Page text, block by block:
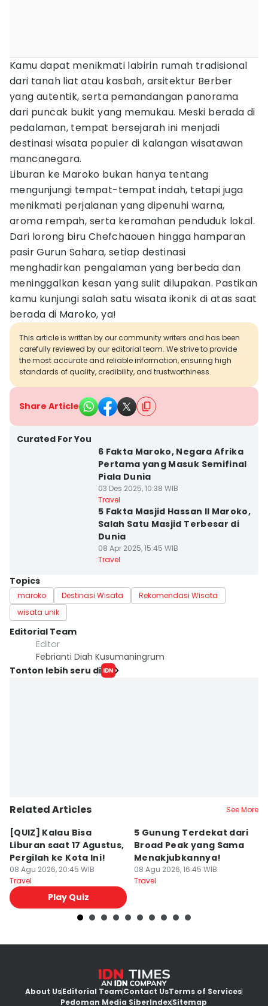
Kamu dapat menikmati labirin rumah tradisional
dari tanah liat atau kasbah, arsitektur Berber
yang autentik, serta pemandangan panorama
dari puncak bukit yang memukau. Meski berada di
pedalaman, tempat bersejarah ini menjadi
destinasi wisata populer di kalangan wisatawan
mancanegara.
Liburan ke Maroko bukan hanya tentang
mengunjungi tempat-tempat indah, tetapi juga
menikmati perjalanan yang dipenuhi warna,
aroma rempah, serta keramahan penduduk lokal.
Dari lorong biru Chefchaouen hingga hamparan
pasir Gurun Sahara, setiap destinasi
menghadirkan pengalaman yang berbeda dan
meninggalkan kesan yang sulit dilupakan. Pastikan
kamu kunjungi salah satu wisata ikonik di atas saat
berada di Maroko, ya!
This article is written by our community writers and has been
carefully reviewed by our editorial team. We strive to provide
the most accurate and reliable information, ensuring high
standards of quality, credibility, and trustworthiness.
Share Article
Curated For You
6 Fakta Maroko, Negara Afrika
Pertama yang Masuk Semifinal
Piala Dunia
03 Des 2025, 10:38 WIB
Travel
5 Fakta Masjid Hassan II Maroko,
Salah Satu Masjid Terbesar di
Dunia
08 Apr 2025, 15:45 WIB
Travel
Topics
maroko Destinasi Wisata
Rekomendasi Wisata
wisata unik
Editorial Team
Editor
Febrianti Diah Kusumaningrum
Tonton lebih seru di
Related Articles See More
[QUIZ] Kalau Bisa
Liburan saat 17 Agustus,
Pergilah ke Kota Ini!
08 Agu 2026, 20:45 WIB
Travel
Play Quiz
5 Gunung Terdekat dari
Broad Peak yang Sama
Menakjubkannya!
08 Agu 2026, 16:45 WIB
Travel
About UsEditorial TeamContact UsTerms of Services
Pedoman Media SiberIndexSitemap